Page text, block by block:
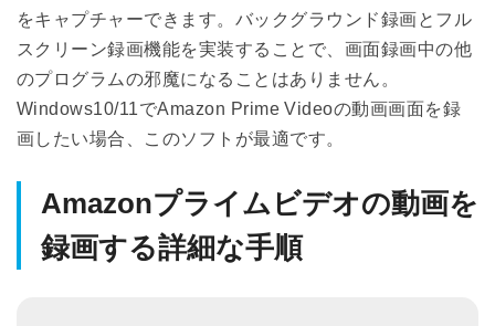
をキャプチャーできます。バックグラウンド録画とフル
スクリーン録画機能を実装することで、画面録画中の他
のプログラムの邪魔になることはありません。
Windows10/11でAmazon Prime Videoの動画画面を録
画したい場合、このソフトが最適です。
Amazonプライムビデオの動画を
録画する詳細な手順